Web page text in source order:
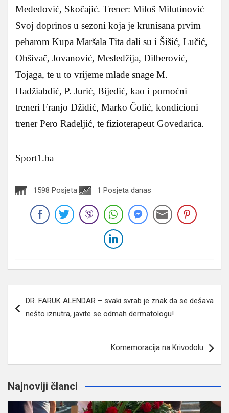
Međedović, Skočajić. Trener: Miloš Milutinović
Svoj doprinos u sezoni koja je krunisana prvim
peharom Kupa Maršala Tita dali su i Šišić, Lučić,
Obšivač, Jovanović, Mesledžija, Dilberović,
Tojaga, te u to vrijeme mlade snage M.
Hadžiabdić, P. Jurić, Bijedić, kao i pomoćni
treneri Franjo Džidić, Marko Čolić, kondicioni
trener Pero Radeljić, te fizioterapeut Govedarica.
Sport1.ba
1598 Posjeta 1 Posjeta danas
članaka
DR. FARUK ALENDAR – svaki svrab je znak da se dešava
nešto iznutra, javite se odmah dermatologu!
Komemoracija na Krivodolu
Najnoviji članci